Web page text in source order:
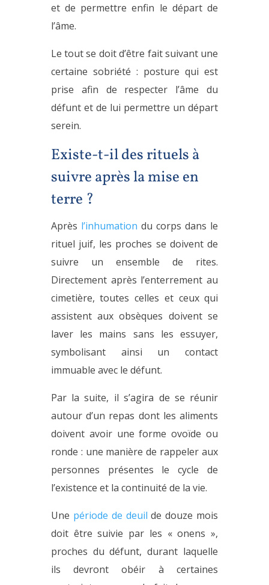
et de permettre enfin le départ de
l’âme.
Le tout se doit d’être fait suivant une
certaine sobriété : posture qui est
prise afin de respecter l’âme du
défunt et de lui permettre un départ
serein.
Existe-t-il des rituels à
suivre après la mise en
terre ?
Après l’inhumation du corps dans le
rituel juif, les proches se doivent de
suivre un ensemble de rites.
Directement après l’enterrement au
cimetière, toutes celles et ceux qui
assistent aux obsèques doivent se
laver les mains sans les essuyer,
symbolisant ainsi un contact
immuable avec le défunt.
Par la suite, il s’agira de se réunir
autour d’un repas dont les aliments
doivent avoir une forme ovoïde ou
ronde : une manière de rappeler aux
personnes présentes le cycle de
l’existence et la continuité de la vie.
Une période de deuil de douze mois
doit être suivie par les « onens »,
proches du défunt, durant laquelle
ils devront obéir à certaines